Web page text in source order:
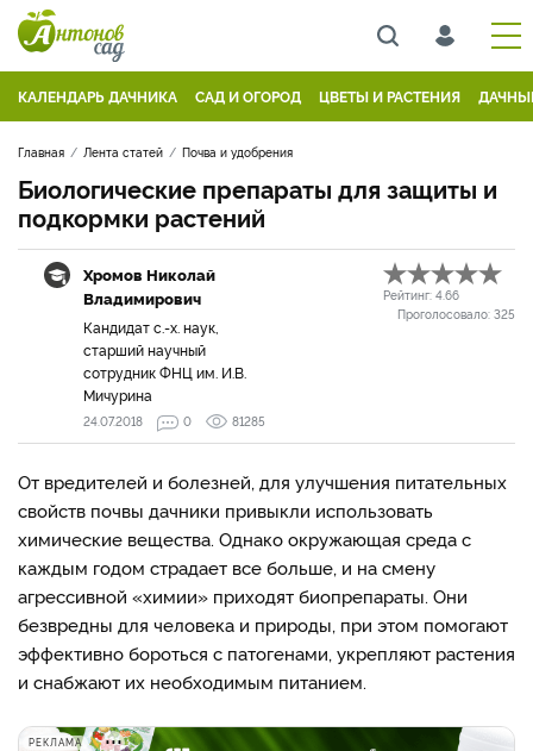
КАЛЕНДАРЬ ДАЧНИКА САД И ОГОРОД ЦВЕТЫ И РАСТЕНИЯ
Главная Лента статей Почва и удобрения
Биологические препараты для защиты и
подкормки растений
Хромов Николай
Владимирович
Кандидат с.-х. наук,
старший научный
сотрудник ФНЦ им. И.В.
Мичурина
Рейтинг: 4.66
Проголосовало: 325
24.07.2018 0 81285
От вредителей и болезней, для улучшения питательных
свойств почвы дачники привыкли использовать
химические вещества. Однако окружающая среда с
каждым годом страдает все больше, и на смену
агрессивной «химии» приходят биопрепараты. Они
безвредны для человека и природы, при этом помогают
эффективно бороться с патогенами, укрепляют растения
и снабжают их необходимым питанием.
РЕКЛАМА